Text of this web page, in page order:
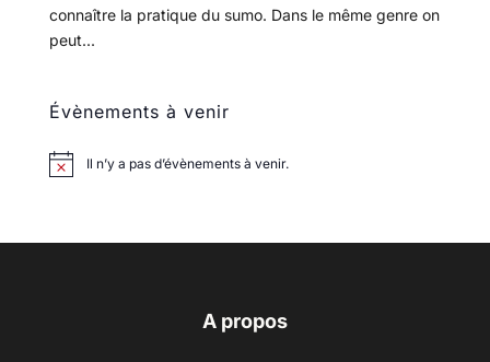
connaître la pratique du sumo. Dans le même genre on
peut...
Évènements à venir
Il n’y a pas d’évènements à venir.
A propos